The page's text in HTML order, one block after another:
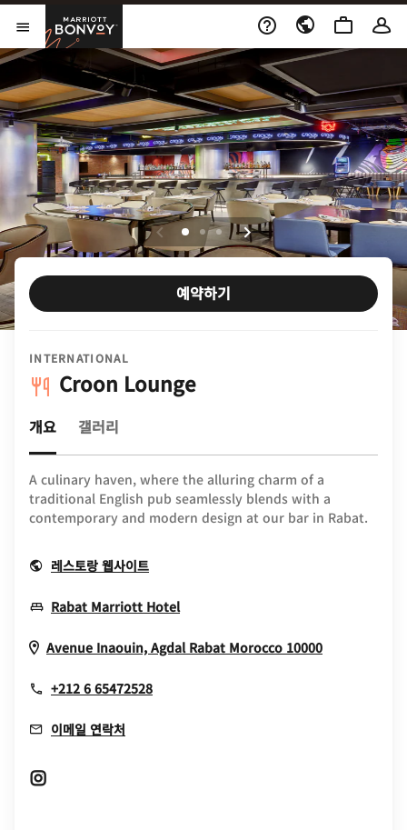
Skip to Content
메뉴 열기
Marriott Bonvoy
INTERNATIONAL
Croon Lounge
예약하기
개요 갤러리
A culinary haven, where the alluring charm of a
traditional English pub seamlessly blends with a
contemporary and modern design at our bar in Rabat.
레스토랑 웹사이트Opens In New Window
Rabat Marriott HotelOpens In New Window
Avenue Inaouin, Agdal Rabat Morocco 10000Opens In
+212 6 65472528
이메일 연락처